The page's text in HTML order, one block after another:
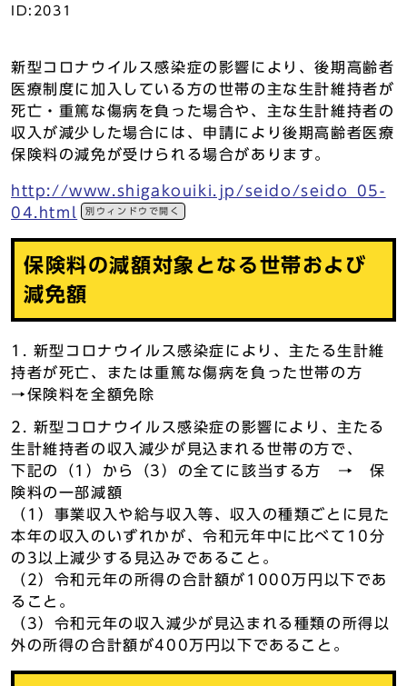
ID:2031
新型コロナウイルス感染症の影響により、後期高齢者
医療制度に加入している方の世帯の主な生計維持者が
死亡・重篤な傷病を負った場合や、主な生計維持者の
収入が減少した場合には、申請により後期高齢者医療
保険料の減免が受けられる場合があります。
http://www.shigakouiki.jp/seido/seido_05-
04.html
別ウィンドウで開く
保険料の減額対象となる世帯および
減免額
新型コロナウイルス感染症により、主たる生計維
持者が死亡、または重篤な傷病を負った世帯の方
→保険料を全額免除
新型コロナウイルス感染症の影響により、主たる
生計維持者の収入減少が見込まれる世帯の方で、
下記の（1）から（3）の全てに該当する方 → 保
険料の一部減額
（1）事業収入や給与収入等、収入の種類ごとに見た
本年の収入のいずれかが、令和元年中に比べて10分
の3以上減少する見込みであること。
（2）令和元年の所得の合計額が1000万円以下であ
ること。
（3）令和元年の収入減少が見込まれる種類の所得以
外の所得の合計額が400万円以下であること。